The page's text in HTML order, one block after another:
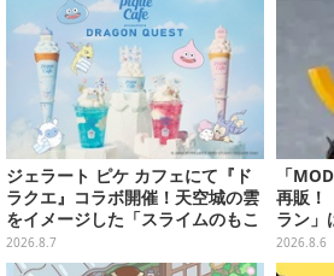
ジェラート ピケ カフェにて『ド
ラクエ』コラボ開催！天空城の雲
をイメージした「スライムのもこ
もこ天空クレープ」などを提供
2026.8.7
「
再販！
ラン」
ツを組
現可能
2026.8.6